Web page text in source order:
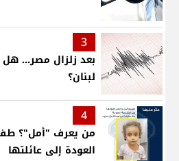
3
بعد زلزال مصر...
لبنان؟
4
من يعرف "أمل"؟
العودة إلى عائلتها